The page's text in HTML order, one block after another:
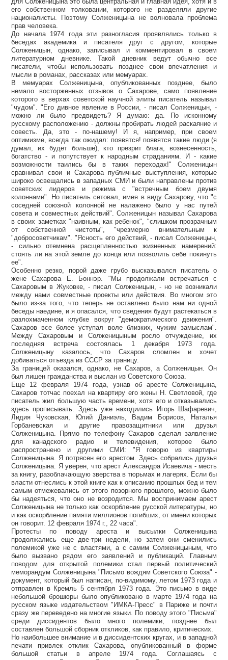
его собственном толковании, которого не разделяли другие
националисты. Поэтому Солженицына не волновала проблема
прав человека.
До начала 1974 года эти разногласия проявлялись только в
беседах академика и писателя друг с другом, которые
Солженицын, однако, записывал и комментировал в своем
литературном дневнике. Такой дневник ведут обычно все
писатели, чтобы использовать позднее свои впечатления и
мысли в романах, рассказах или мемуарах.
В мемуарах Солженицына, опубликованных позднее, было
немало восторженных отзывов о Сахарове, само появление
которого в верхах советской научной элиты писатель называл
"чудом". "Его дивное явление в России, - писал Солженицын, -
можно ли было предвидеть? Я думаю: да. По исконному
русскому расположению - должны пробирать людей раскаяние и
совесть. Да, это - по-нашему! И я, например, при своем
оптимизме, всегда так ожидал: появятся! появятся такие люди (я
думал, их будет больше), кто презрит блага, вознесенность,
богатство - и попутствует к народным страданиям. И - какие
возможности таились бы в таких переходах!" Солженицын
сравнивал свои и Сахарова публичные выступления, которые
широко освещались в западных СМИ и были направлены против
советских лидеров и режима с "встречным боем двумя
колоннами". Но писатель сетовал, имея в виду Сахарову, что "с
соседней союзной колонной не налажено было у нас путей
совета и совместных действий". Солженицын называл Сахарова
в своих заметках "наивным, как ребенок", "слишком прозрачным
от собственной чистоты", "чрезмерно внимательным к
"добросоветчикам". "Ясность его действий, - писал Солженицын,
- сильно отемнена расщепленностью жизненных намерений:
стоять ли на этой земле до конца или позволить себе покинуть
ее".
Особенно резко, порой даже грубо высказывался писатель о
жене Сахарова Е. Боннэр. "Мы продолжали встречаться с
Сахаровым в Жуковке, - писал Солженицын, - но не возникали
между нами совместные проекты или действия. Во многом это
было из-за того, что теперь не оставлено было нам ни одной
беседы наедине, и я опасался, что сведения будут растекаться в
разлохмаченном клубке вокруг "демократического движения".
Сахаров все более уступал воле близких, чужим замыслам".
Между Сахаровым и Солженицыным росло отчуждение, их
последняя встреча состоялась 1 декабря 1973 года.
Солженицыну казалось, что Сахаров сломлен и хочет
добиваться отъезда из СССР за границу.
За границей оказался, однако, не Сахаров, а Солженицын. Он
был лишен гражданства и выслан из Советского Союза.
Еще 12 февраля 1974 года, узнав об аресте Солженицына,
Сахаров тотчас поехал на квартиру его жены Н. Светловой, где
писатель жил большую часть времени, хотя его и отказывались
здесь прописывать. Здесь уже находились Игорь Шафаревич,
Лидия Чуковская, Юлий Даниэль, Вадим Борисов, Наталья
Горбаневская и другие правозащитники или друзья
Солженицына. Прямо по телефону Сахаров сделал заявление
для канадского радио и телевидения, которое было
распространено и другими СМИ: "Я говорю из квартиры
Солженицына. Я потрясен его арестом. Здесь собрались друзья
Солженицына. Я уверен, что арест Александра Исаевича - месть
за книгу, разоблачающую зверства в тюрьмах и лагерях. Если бы
власти отнеслись к этой книге как к описанию прошлых бед и тем
самым отмежевались от этого позорного прошлого, можно было
бы надеяться, что оно не возродится. Мы воспринимаем арест
Солженицына не только как оскорбление русской литературы, но
и как оскорбление памяти миллионов погибших, от имени которых
он говорит. 12 февраля 1974 г., 22 часа".
Протесты по поводу ареста и высылки Солженицына
продолжались еще две-три недели, но затем они сменились
полемикой уже не с властями, а с самим Солженицыным, что
было вызвано рядом его заявлений и публикаций. Главным
поводом для открытой полемики стал первый политический
меморандум Солженицына "Письмо вождям Советского Союза" -
документ, который был написан, по-видимому, летом 1973 года и
отправлен в Кремль 5 сентября 1973 года. Это письмо в виде
небольшой брошюры было опубликовано в марте 1974 года на
русском языке издательством "ИМКА-Пресс" в Париже и почти
сразу же переведено на многие языки. По поводу этого "Письма"
среди диссидентов было много полемики, позднее был
составлен большой сборник откликов, как правило, критических.
Но наибольшее внимание и в диссидентских кругах, и в западной
печати привлек отклик Сахарова, опубликованный в форме
большой статьи в апреле 1974 года. Соглашаясь с